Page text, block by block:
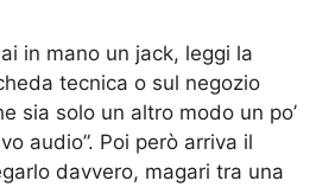
in mano un jack, leggi la
tecnica o sul negozio
sia solo un altro modo un po’
audio”. Poi però arriva il
davvero, magari tra una